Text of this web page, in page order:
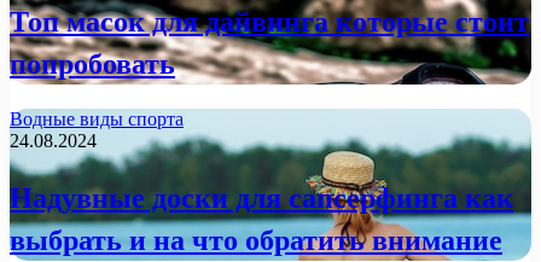
Топ масок для дайвинга которые стоит
попробовать
Водные виды спорта
24.08.2024
Надувные доски для сапсерфинга как
выбрать и на что обратить внимание